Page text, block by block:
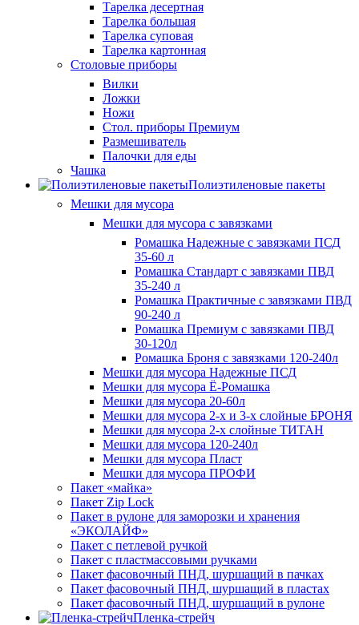
Тарелка десертная
Тарелка большая
Тарелка суповая
Тарелка картонная
Столовые приборы
Вилки
Ложки
Ножи
Стол. приборы Премиум
Размешиватель
Палочки для еды
Чашка
Полиэтиленовые пакеты
Мешки для мусора
Мешки для мусора с завязками
Ромашка Надежные с завязками ПСД
35-60 л
Ромашка Стандарт с завязками ПВД
35-240 л
Ромашка Практичные с завязками ПВД
90-240 л
Ромашка Премиум с завязками ПВД
30-120л
Ромашка Броня с завязками 120-240л
Мешки для мусора Надежные ПСД
Мешки для мусора Ё-Ромашка
Мешки для мусора 20-60л
Мешки для мусора 2-х и 3-х слойные БРОНЯ
Мешки для мусора 2-х слойные ТИТАН
Мешки для мусора 120-240л
Мешки для мусора Пласт
Мешки для мусора ПРОФИ
Пакет «майка»
Пакет Zip Lock
Пакет в рулоне для заморозки и хранения
«ЭКОЛАЙФ»
Пакет с петлевой ручкой
Пакет с пластмассовыми ручками
Пакет фасовочный ПНД, шуршащий в пачках
Пакет фасовочный ПНД, шуршащий в пластах
Пакет фасовочный ПНД, шуршащий в рулоне
Пленка-стрейч